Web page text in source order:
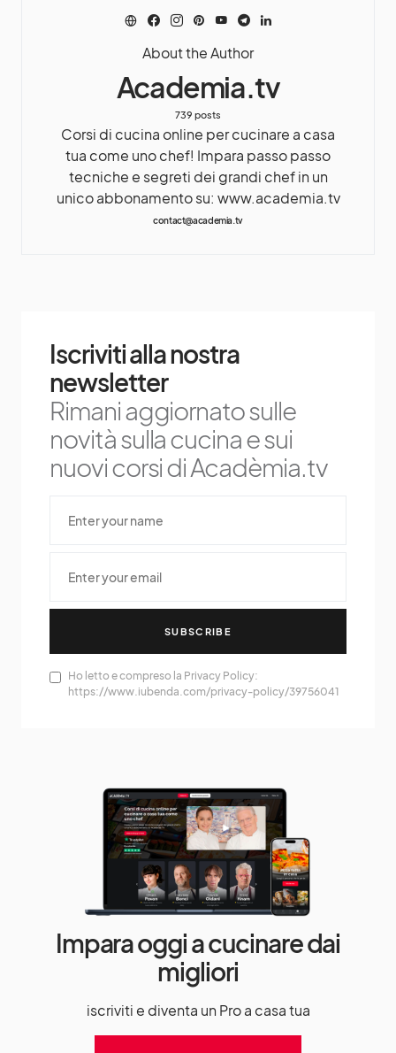
About the Author
Academia.tv
739 posts
Corsi di cucina online per cucinare a casa
tua come uno chef! Impara passo passo
tecniche e segreti dei grandi chef in un
unico abbonamento su: www.academia.tv
contact@academia.tv
Iscriviti alla nostra
newsletter
Rimani aggiornato sulle
novità sulla cucina e sui
nuovi corsi di Acadèmia.tv
SUBSCRIBE
Ho letto e compreso la Privacy Policy:
https://www.iubenda.com/privacy-policy/39756041
Impara oggi a cucinare dai
migliori
iscriviti e diventa un Pro a casa tua